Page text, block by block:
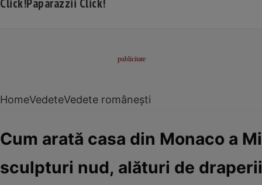
Click!Paparazzii Click!
HomeVedeteVedete românești
Cum arată casa din Monaco a
sculpturi nud, alături de